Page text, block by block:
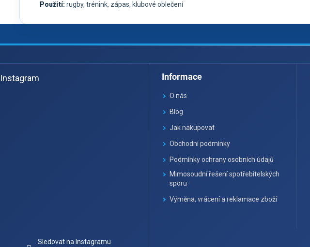
Použití: rugby, trénink, zápas, klubové oblečení
á
pInstagram
Sledovat na Instagramu
Informace
O nás
Blog
Jak nakupovat
Obchodní podmínky
Podmínky ochrany osobních údajů
Mimosoudní řešení spotřebitelských
sporu
Výměna, vrácení a reklamace zboží